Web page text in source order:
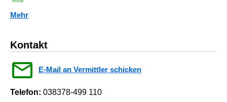
Mehr
Kontakt
E-Mail an Vermittler schicken
Telefon: 038378-499 110